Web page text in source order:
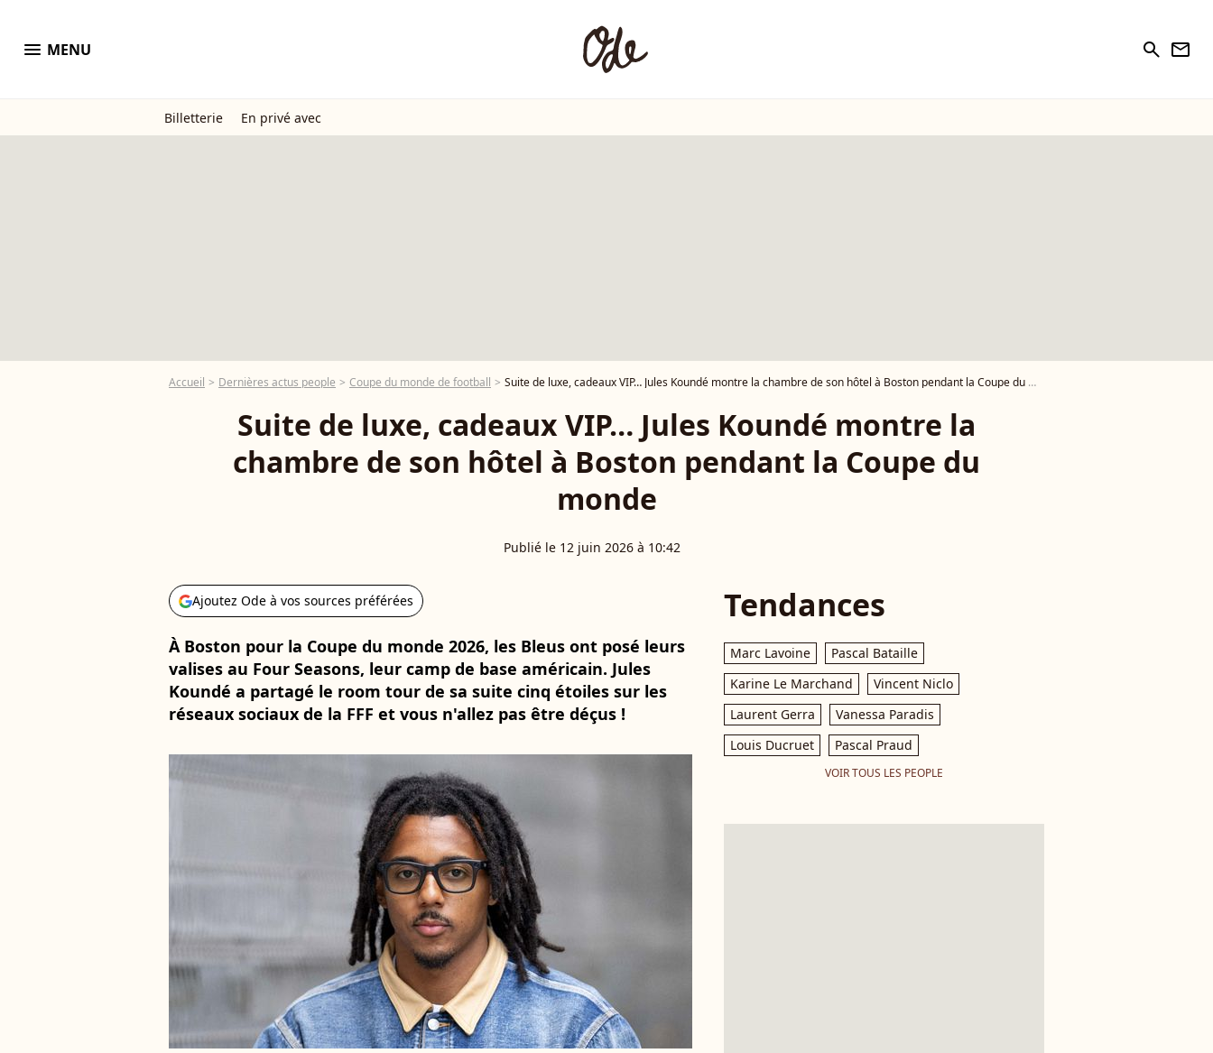
menu MENU search newsletter
Billetterie En privé avec
Accueil Dernières actus people Coupe du monde de football Suite de luxe, cadeaux VIP… Jules Koundé montre la chambre de son hôtel à Boston pendant la Coupe du monde
Suite de luxe, cadeaux VIP… Jules Koundé montre la
chambre de son hôtel à Boston pendant la Coupe du
monde
Publié le 12 juin 2026 à 10:42
Ajoutez Ode à vos sources préférées
À Boston pour la Coupe du monde 2026, les Bleus ont posé leurs
valises au Four Seasons, leur camp de base américain. Jules
Koundé a partagé le room tour de sa suite cinq étoiles sur les
réseaux sociaux de la FFF et vous n'allez pas être déçus !
Tendances
Marc Lavoine
Pascal Bataille
Karine Le Marchand
Vincent Niclo
Laurent Gerra
Vanessa Paradis
Louis Ducruet
Pascal Praud
VOIR TOUS LES PEOPLE